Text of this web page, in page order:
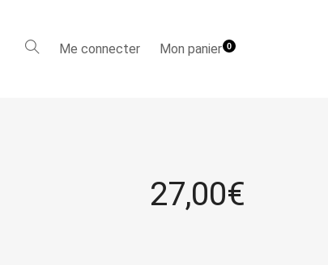
Me connecter Mon panier0
27,00€